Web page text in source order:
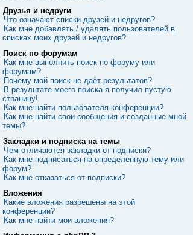
Друзья и недруги
Что означают списки друзей и недругов?
Как мне добавлять / удалять пользователей в
списках моих друзей и недругов?
Поиск по форумам
Как мне выполнить поиск по форуму или
форумам?
Почему мой поиск не даёт результатов?
В результате моего поиска я получил пустую
страницу!
Как мне найти пользователя конференции?
Как мне найти свои сообщения и созданные мной
темы?
Закладки и подписка на темы
Чем отличаются закладки от подписки?
Как мне подписаться на определённую тему или
форум?
Как мне отказаться от подписки?
Вложения
Какие вложения разрешены на этой
конференции?
Как мне найти мои вложения?